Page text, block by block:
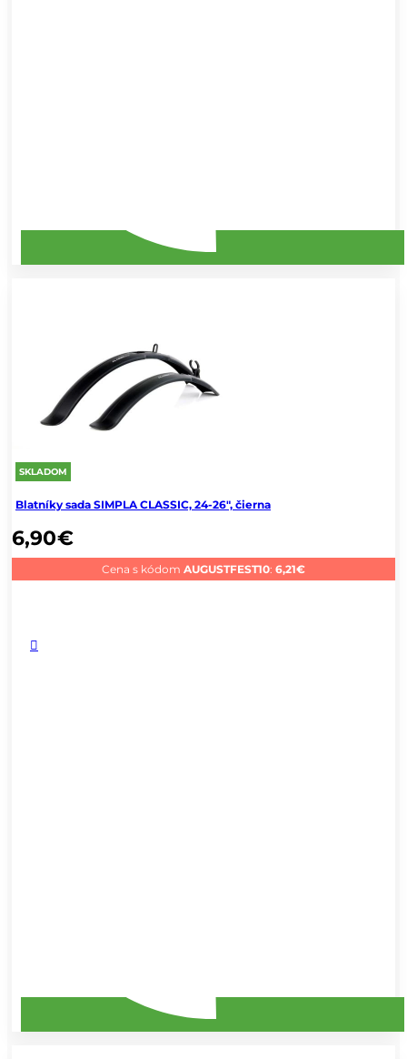
SKLADOM
Blatníky sada SIMPLA CLASSIC, 24-26", čierna
6,90€
Cena s kódom AUGUSTFEST10: 6,21€